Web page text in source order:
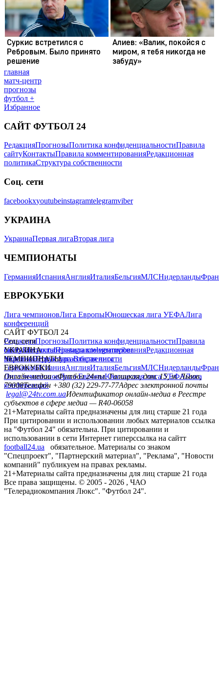
главная
матч-центр
прогнозы
футбол +
Избранное
САЙТ ФУТБОЛ 24
РедакцияПрогнозыПолитика конфиденциальностиПравила
сайтуКонтактыПравила комментированияРедакционная
политикаСтруктура собственности
Соц. сети
facebookxyoutubeinstagramtelegramviber
УКРАИНА
УкраинаПервая лигаВторая лига
ЧЕМПИОНАТЫ
ГерманияИспанияАнглияИталияБельгияМЛСНидерланды
ЕВРОКУБКИ
Лига чемпионовЛига ЕвропыЮношеская лига УЕФАЛига
конференций
САЙТ ФУТБОЛ 24
РедакцияПрогнозыПолитика конфиденциальностиПравила
сайтуКонтактыПравила комментированияРедакционная
политикаСтруктура собственности
Соц. сети
facebookxyoutubeinstagramtelegramviber
УКРАИНА
УкраинаПервая лигаВторая лига
ЧЕМПИОНАТЫ
ГерманияИспанияАнглияИталияБельгияМЛСНидерланды
ЕВРОКУБКИ
Лига чемпионовЛига ЕвропыЮношеская лига УЕФАЛига
конференций
Онлайн-медиа «Футбол 24»пл. Галицкая, дом. 15, м. Львов,
79008Телефон +380 (32) 229-77-77Адрес электронной почты
legal@24tv.com.uaИдентификатор онлайн-медиа в Реестре
субъектов в сфере медиа — R40-06058
21+Материалы сайта предназначены для лиц старше 21 года
При цитировании и использовании любых материалов ссылка
на "Футбол 24" обязательна. При цитировании и
использовании в сети Интернет гиперссылка на сайтт
football24.ua
обязательное. Материалы со знаком
"Спецпроект", "Партнерский материал", "Реклама", "Новости
компаний" публикуем на правах рекламы.
21+Материалы сайта предназначены для лиц старше 21 года
Все права защищены. © 2005 - 2026 , ЧАО
"Телерадиокомпания Люкс". "Футбол 24".